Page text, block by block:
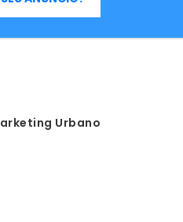
Urbano